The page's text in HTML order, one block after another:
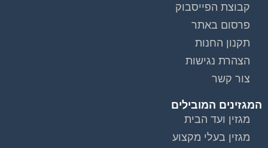
קבוצת הפייסבוק
פרסום באתר
תקנון החנות
הצהרת נגישות
צור קשר
המגזינים המובילים
מגזין ועד הבית
מגזין בעלי מקצוע